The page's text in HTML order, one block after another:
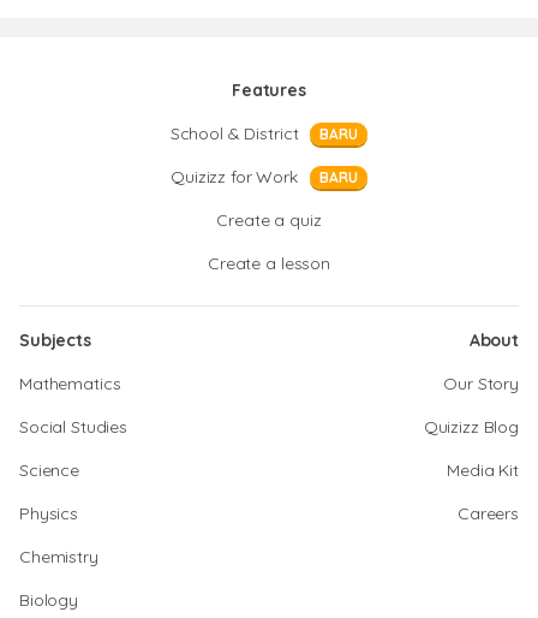
Features
School & District
BARU
Quizizz for Work BARU
Create a quiz
Create a lesson
Subjects
Mathematics
Social Studies
Science
Physics
Chemistry
Biology
About
Our Story
Quizizz Blog
Media Kit
Careers